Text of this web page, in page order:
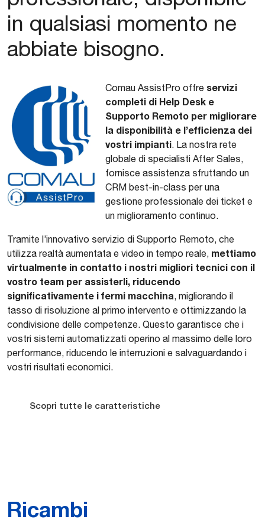
in qualsiasi momento ne
abbiate bisogno.
Comau AssistPro offre servizi
completi di Help Desk e
Supporto Remoto per migliorare
la disponibilità e l’efficienza dei
vostri impianti. La nostra rete
globale di specialisti After Sales,
fornisce assistenza sfruttando un
CRM best-in-class per una
gestione professionale dei ticket e
un miglioramento continuo.
Tramite l’innovativo servizio di Supporto Remoto, che
utilizza realtà aumentata e video in tempo reale, mettiamo
virtualmente in contatto i nostri migliori tecnici con il
vostro team per assisterli, riducendo
significativamente i fermi macchina, migliorando il
tasso di risoluzione al primo intervento e ottimizzando la
condivisione delle competenze. Questo garantisce che i
vostri sistemi automatizzati operino al massimo delle loro
performance, riducendo le interruzioni e salvaguardando i
vostri risultati economici.
Scopri tutte le caratteristiche
Ricambi